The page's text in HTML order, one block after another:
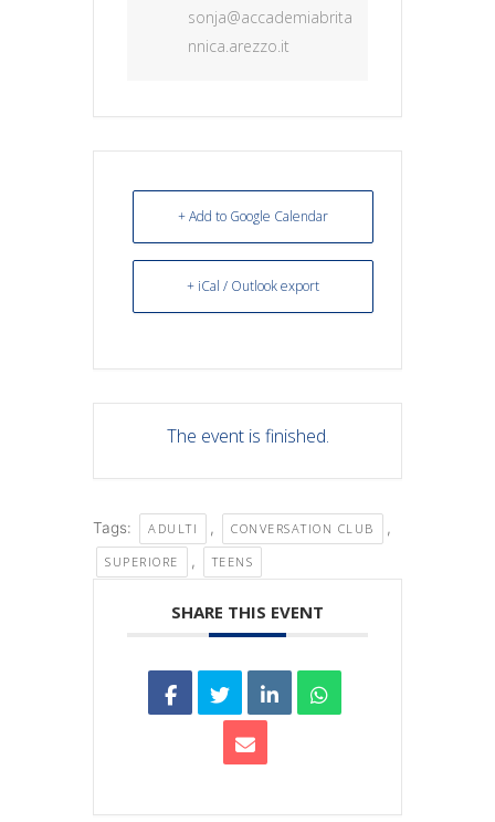
sonja@accademiabrita
nnica.arezzo.it
+ Add to Google Calendar
+ iCal / Outlook export
The event is finished.
Tags: ADULTI , CONVERSATION CLUB ,
SUPERIORE , TEENS
SHARE THIS EVENT